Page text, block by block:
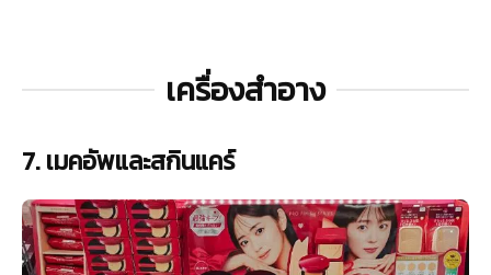
เครื่องสำอาง
7. เมคอัพและสกินแคร์